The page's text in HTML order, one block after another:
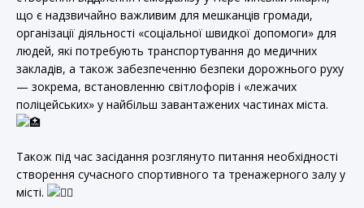
що є надзвичайно важливим для мешканців громади,
організації діяльності «соціальної швидкої допомоги» для
людей, які потребують транспортування до медичних
закладів, а також забезпеченню безпеки дорожнього руху
— зокрема, встановленню світлофорів і «лежачих
поліцейських» у найбільш завантажених частинах міста.
Також під час засідання розглянуто питання необхідності
створення сучасного спортивного та тренажерного залу у
місті.